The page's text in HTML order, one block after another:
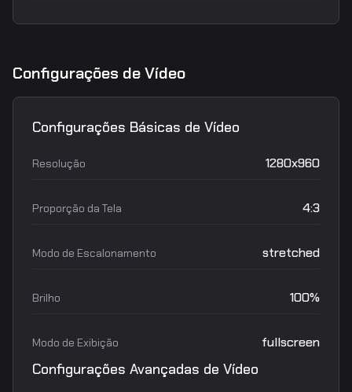
Configurações de Vídeo
Configurações Básicas de Vídeo
Resolução 1280x960
Proporção da Tela 4:3
Modo de Escalonamento stretched
Brilho 100%
Modo de Exibição fullscreen
Configurações Avançadas de Vídeo